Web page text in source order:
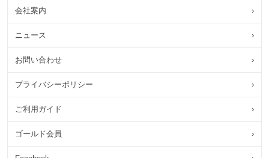
会社案内 ›
ニュース ›
お問い合わせ ›
プライバシーポリシー ›
ご利用ガイド ›
ゴールド会員 ›